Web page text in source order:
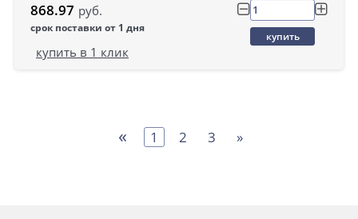
868.97 руб.
срок поставки от 1 дня
купить
купить в 1 клик
« 1 2 3 »